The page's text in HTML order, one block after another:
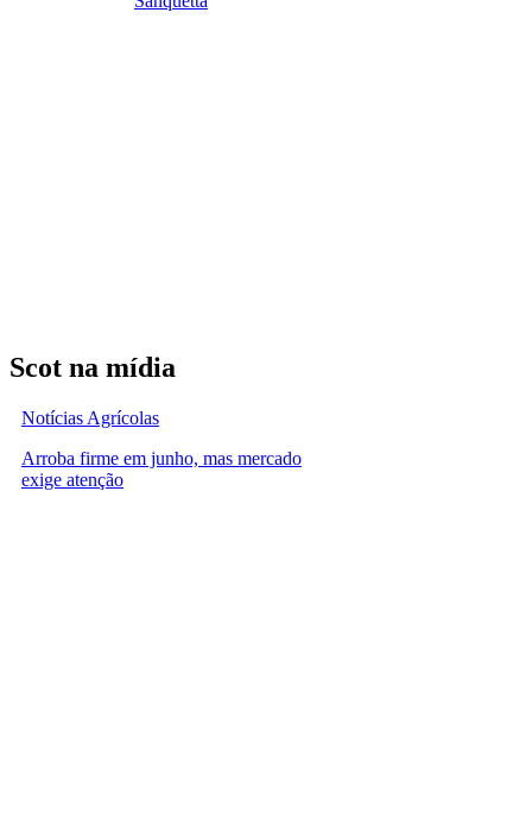
Scot na mídia
Notícias Agrícolas
Arroba firme em junho, mas mercado
exige atenção